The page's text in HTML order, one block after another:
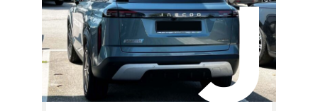
Romeo
Rover